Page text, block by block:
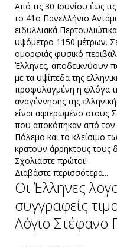
Από τις 30 Ιουνίου έως
το 41ο Πανελλήνιο
ειδυλλιακά
υψόμετρο 1150 μέτρων.
ομορφιάς φυσικό
Έλληνες, αποδεικνύουν
με τα υψίπεδα της
προφυλαγμένη η φλόγα
αναγέννησης της
είναι αφιερωμένο στους
που αποκόπηκαν από τον
Πόλεμο και το κλείσιμο
κρατούν άρρηκτους τους
Σχολιάστε πρώτοι!
Διαβάστε περισσότερα...
Οι Έλληνες
συγγραφείς
Λόγιο Στέφανο